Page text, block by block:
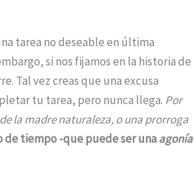
tarea no deseable en última
si nos fijamos en la historia de
Tal vez creas que una excusa
tu tarea, pero nunca llega. Por
la madre naturaleza, o una prorroga
tiempo -que puede ser unaagonía